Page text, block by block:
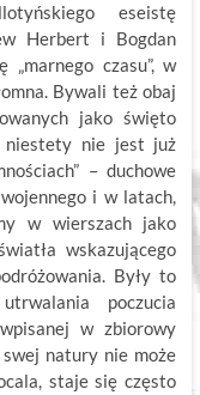
eseistę
Herbert i Bogdan
czasu”, w
Bywali też obaj
jako święto
niestety nie jest już
– duchowe
i w latach,
w wierszach jako
wskazującego
Były to
poczucia
w zbiorowy
natury nie może
staje się często